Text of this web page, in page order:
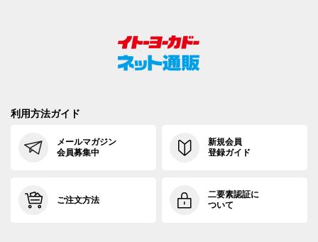
利用方法ガイド
メールマガジン
会員募集中
新規会員
登録ガイド
ご注文方法
二要素認証に
ついて